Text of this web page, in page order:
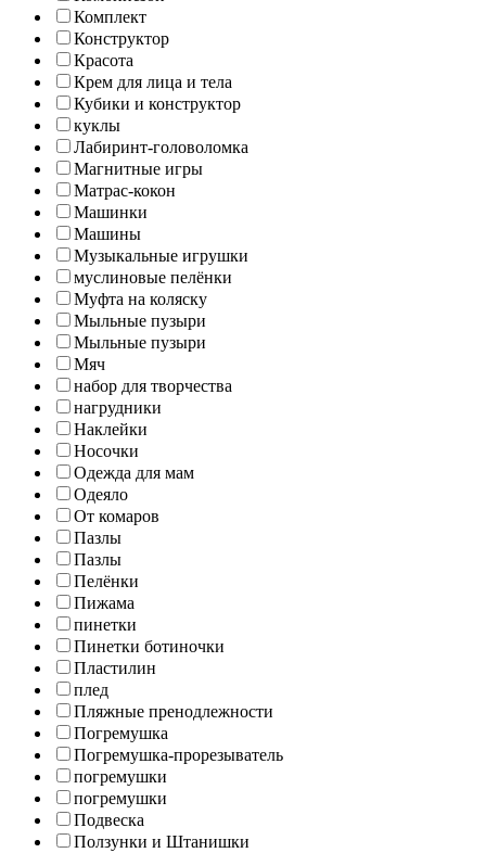
Комплект
Конструктор
Красота
Крем для лица и тела
Кубики и конструктор
куклы
Лабиринт-головоломка
Магнитные игры
Матрас-кокон
Машинки
Машины
Музыкальные игрушки
муслиновые пелёнки
Муфта на коляску
Мыльные пузыри
Мыльные пузыри
Мяч
набор для творчества
нагрудники
Наклейки
Носочки
Одежда для мам
Одеяло
От комаров
Пазлы
Пазлы
Пелёнки
Пижама
пинетки
Пинетки ботиночки
Пластилин
плед
Пляжные пренодлежности
Погремушка
Погремушка-прорезыватель
погремушки
погремушки
Подвеска
Ползунки и Штанишки